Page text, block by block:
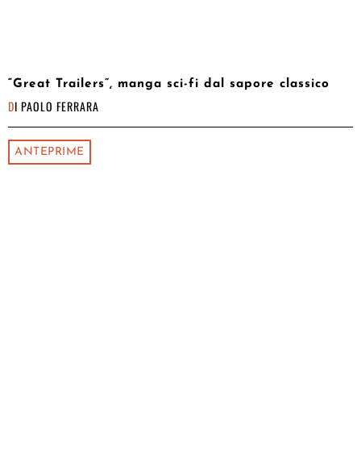
“Great Trailers”, manga sci-fi dal sapore classico
DI PAOLO FERRARA
ANTEPRIME